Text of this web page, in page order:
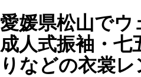
愛媛県松山でウ
成人式振袖・七
りなどの衣裳